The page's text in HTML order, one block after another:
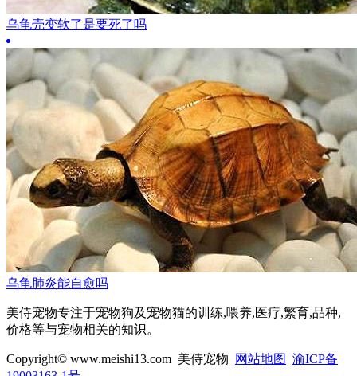
乌龟壳变软了是要死了吗
乌龟肺炎能自愈吗
美侍宠物专注于宠物狗及宠物猫的训练,喂养,医疗,繁育,品种,
价格等与宠物相关的知识。
Copyright© www.meishi13.com 美侍宠物 网站地图 渝ICP备